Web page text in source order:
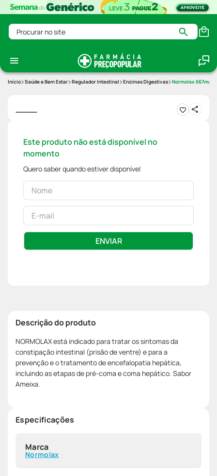
Procurar no site
Saúde e Bem Estar Regulador Intestinal Enzimas Digestivas Normolax 667mg/
Este produto não está disponível no
momento
Quero saber quando estiver disponível
ENVIAR
Descrição do produto
NORMOLAX está indicado para tratar os sintomas da
constipação intestinal (prisão de ventre) e para a
prevenção e o tratamento de encefalopatia hepática,
incluindo as etapas de pré-coma e coma hepático. Sabor
Ameixa.
Especificações
Marca
Normolax